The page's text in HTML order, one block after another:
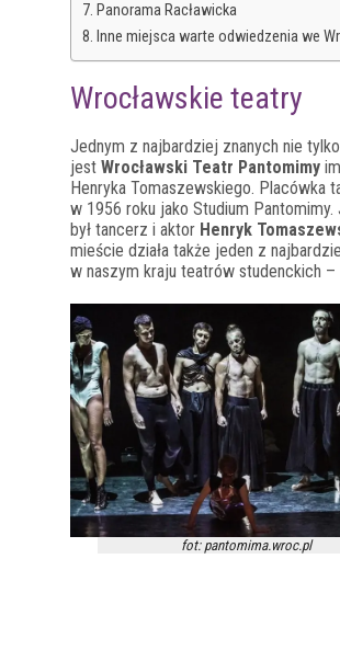
Panorama Racławicka
Inne miejsca warte odwiedzenia we
Wrocławskie teatry
Jednym z najbardziej znanych nie
jest Wrocławski Teatr Pantomimy
Henryka Tomaszewskiego. Placówka
w 1956 roku jako Studium
był tancerz i aktor Henryk
mieście działa także jeden z
w naszym kraju teatrów studenckich –
fot: pantomima.wroc.pl